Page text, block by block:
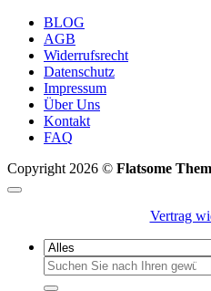
BLOG
AGB
Widerrufsrecht
Datenschutz
Impressum
Über Uns
Kontakt
FAQ
Copyright 2026 © Flatsome
Vertrag
Suchen
nach: